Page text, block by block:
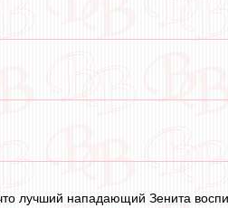
лучший нападающий Зенита